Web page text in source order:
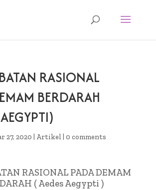
RASIONAL
BERDARAH
27, 2020 Artikel 0 comments
RASIONAL PADA DEMAM
( Aedes Aegypti )